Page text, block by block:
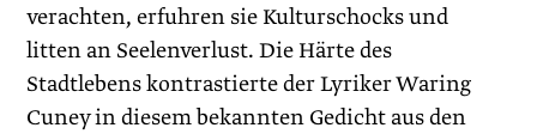
verachten, erfuhren sie Kulturschocks und
litten an Seelenverlust. Die Härte des
Stadtlebens kontrastierte der Lyriker Waring
Cuney in diesem bekannten Gedicht aus den